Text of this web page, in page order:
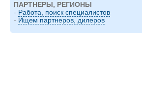
ПАРТНЕРЫ, РЕГИОНЫ
- Работа, поиск специалистов
- Ищем партнеров, дилеров